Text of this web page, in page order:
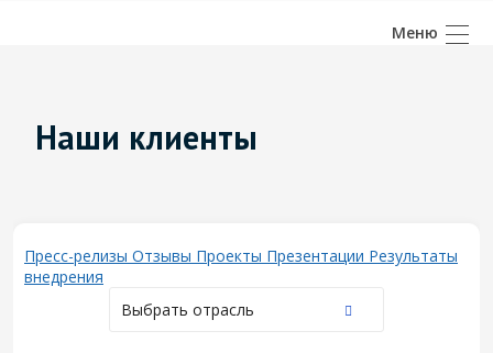
Наши клиенты
Пресс-релизы Отзывы Проекты Презентации Результаты
внедрения
Выбрать отрасль